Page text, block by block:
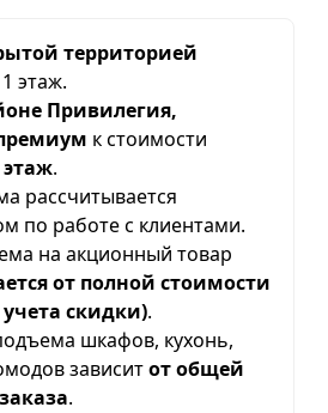
территорией
этаж.
Привилегия,
к стоимости
этаж.
рассчитывается
по работе с клиентами.
на акционный товар
от полной стоимости
скидки).
шкафов, кухонь,
зависитот общей
.